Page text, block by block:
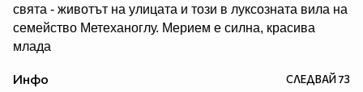
свята - животът на улицата и този в луксозната вила на
семейство Метеханоглу. Мерием е силна, красива
млада
отглеждането на своя „малък брат“ Йомер. Тя е решена
Инфо СЛЕДВАЙ73